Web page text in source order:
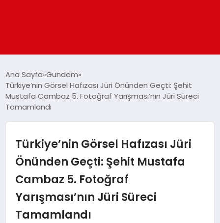
GÜNDEM
EĞITIM
EKONOMI
MAGAZIN
Ana Sayfa Gündem
Türkiye’nin Görsel Hafızası Jüri Önünden Geçti: Şehit
Mustafa Cambaz 5. Fotoğraf Yarışması’nın Jüri Süreci
Tamamlandı
Türkiye’nin Görsel Hafızası Jüri
Önünden Geçti: Şehit Mustafa
Cambaz 5. Fotoğraf
Yarışması’nın Jüri Süreci
Tamamlandı